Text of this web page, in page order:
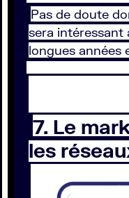
Pas de doute
sera intéressant
longues années
7. Le
les